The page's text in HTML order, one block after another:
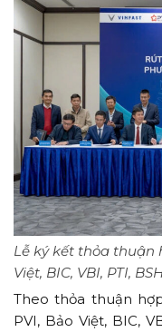
Lễ ký kết thỏa thuận
Việt, BIC, VBI, PTI,
Theo thỏa thuận
PVI, Bảo Việt, BIC,